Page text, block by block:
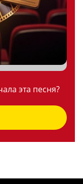
эта песня?